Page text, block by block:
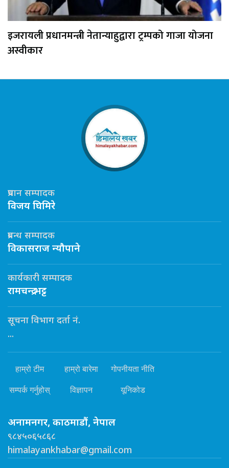
इजरायली प्रधानमन्त्री नेतान्याहुद्वारा ट्रम्पको गाजा योजना
अस्वीकार
प्रधान सम्पादक
विजय घिमिरे
प्रबन्ध सम्पादक
विकासराज न्यौपाने
कार्यकारी सम्पादक
रामचन्द्र भट्ट
सूचना विभाग दर्ता नं.
...
हाम्रो टीम हाम्रो बारेमा गोपनीयता नीति
सम्पर्क गर्नुहोस् विज्ञापन यूनिकोड
अनामनगर, काठमाडौं, नेपाल
९८४५०६५८६८
himalayankhabar@gmail.com